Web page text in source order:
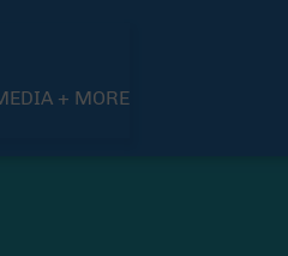
+ MORE